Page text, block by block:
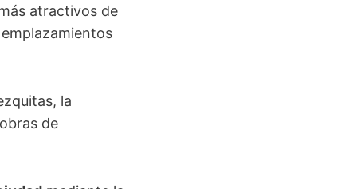
atractivos de
la
de